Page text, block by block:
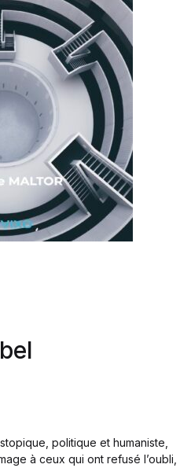
politique et humaniste,
à ceux qui ont refusé l’oubli,